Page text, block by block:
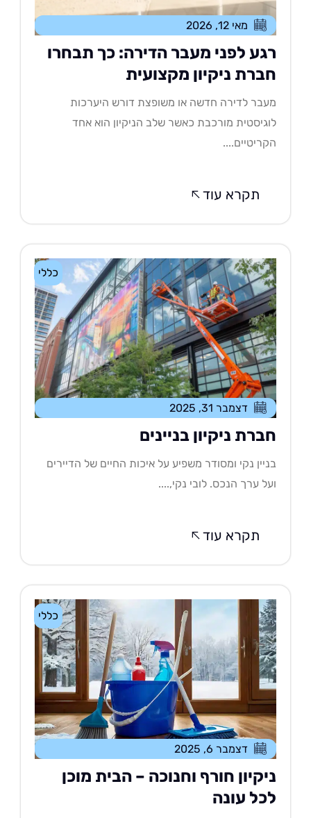
מאי 12, 2026
לפני מעבר הדירה: כך תבחרו
ניקיון מקצועית
לדירה חדשה או משופצת דורש היערכות
מורכבת כאשר שלב הניקיון הוא אחד
תקרא עוד
כללי
דצמבר 31, 2025
ניקיון בניינים
נקי ומסודר משפיע על איכות החיים של הדיירים
ערך הנכס. לובי נקי,....
תקרא עוד
כללי
דצמבר 6, 2025
חורף וחנוכה – הבית מוכן
עונה